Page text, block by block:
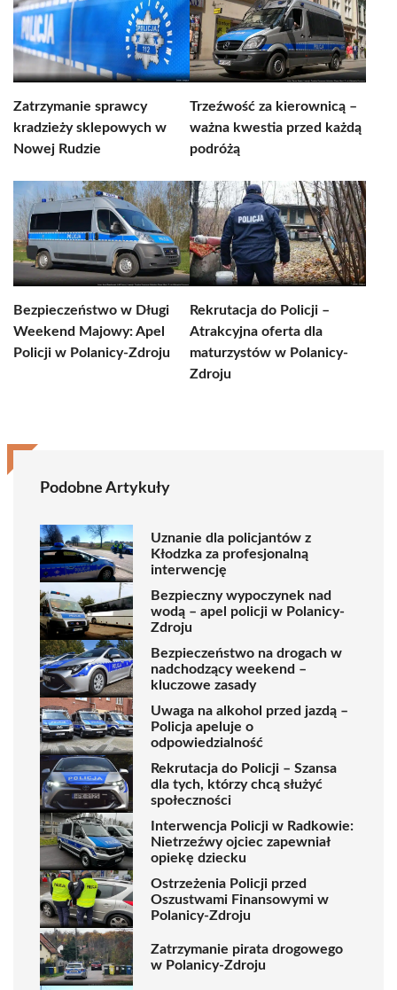
Zatrzymanie sprawcy
kradzieży sklepowych w
Nowej Rudzie
Trzeźwość za kierownicą –
ważna kwestia przed każdą
podróżą
Bezpieczeństwo w Długi
Weekend Majowy: Apel
Policji w Polanicy-Zdroju
Rekrutacja do Policji –
Atrakcyjna oferta dla
maturzystów w Polanicy-
Zdroju
Podobne Artykuły
Uznanie dla policjantów z
Kłodzka za profesjonalną
interwencję
Bezpieczny wypoczynek nad
wodą – apel policji w Polanicy-
Zdroju
Bezpieczeństwo na drogach w
nadchodzący weekend –
kluczowe zasady
Uwaga na alkohol przed jazdą –
Policja apeluje o
odpowiedzialność
Rekrutacja do Policji – Szansa
dla tych, którzy chcą służyć
społeczności
Interwencja Policji w Radkowie:
Nietrzeźwy ojciec zapewniał
opiekę dziecku
Ostrzeżenia Policji przed
Oszustwami Finansowymi w
Polanicy-Zdroju
Zatrzymanie pirata drogowego
w Polanicy-Zdroju